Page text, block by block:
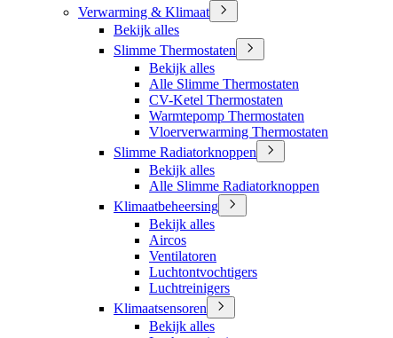
Verwarming & Klimaat
Bekijk alles
Slimme Thermostaten
Bekijk alles
Alle Slimme Thermostaten
CV-Ketel Thermostaten
Warmtepomp Thermostaten
Vloerverwarming Thermostaten
Slimme Radiatorknoppen
Bekijk alles
Alle Slimme Radiatorknoppen
Klimaatbeheersing
Bekijk alles
Aircos
Ventilatoren
Luchtontvochtigers
Luchtreinigers
Klimaatsensoren
Bekijk alles